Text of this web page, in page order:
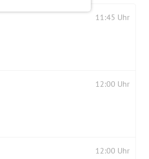
11:45 Uhr
12:00 Uhr
12:00 Uhr